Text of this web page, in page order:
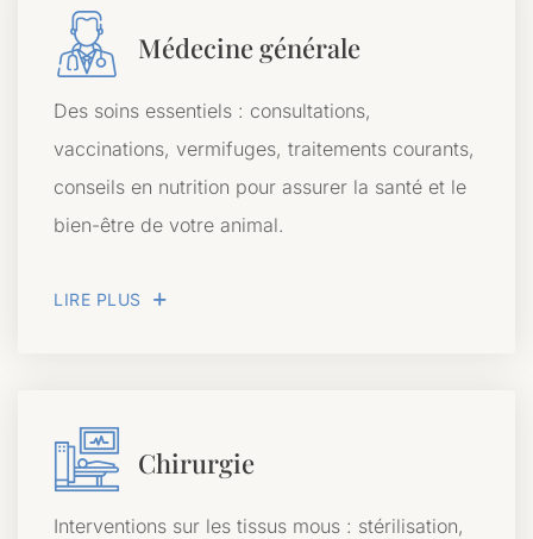
Médecine générale
Des soins essentiels : consultations,
vaccinations, vermifuges, traitements courants,
conseils en nutrition pour assurer la santé et le
bien-être de votre animal.
LIRE PLUS
Chirurgie
Interventions sur les tissus mous : stérilisation,